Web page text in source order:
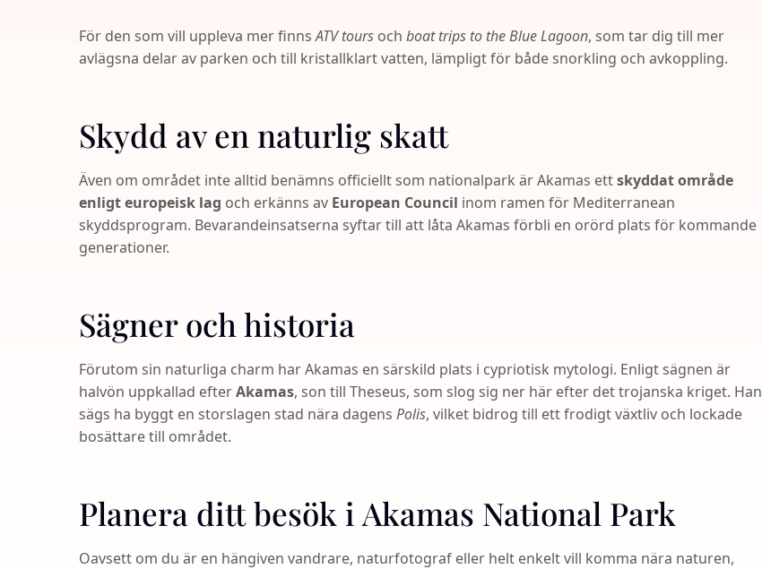
För den som vill uppleva mer finnsATV tours och boat trips to the Blue Lagoon, som tar dig till mer
avlägsna delar av parken och till kristallklart vatten, lämpligt för både snorkling och avkoppling.
Skydd av en naturlig skatt
Även om området inte alltid benämns officiellt som nationalpark är Akamas ettskyddat område
enligt europeisk lag och erkänns av European Council inom ramen för Mediterranean
skyddsprogram. Bevarandeinsatserna syftar till att låta Akamas förbli en orörd plats för kommande
generationer.
Sägner och historia
Förutom sin naturliga charm har Akamas en särskild plats i cypriotisk mytologi. Enligt sägnen är
halvön uppkallad efterAkamas, son till Theseus, som slog sig ner här efter det trojanska kriget. Han
sägs ha byggt en storslagen stad nära dagens Polis, vilket bidrog till ett frodigt växtliv och lockade
bosättare till området.
Planera ditt besök i Akamas National Park
Oavsett om du är en hängiven vandrare, naturfotograf eller helt enkelt vill komma nära naturen,